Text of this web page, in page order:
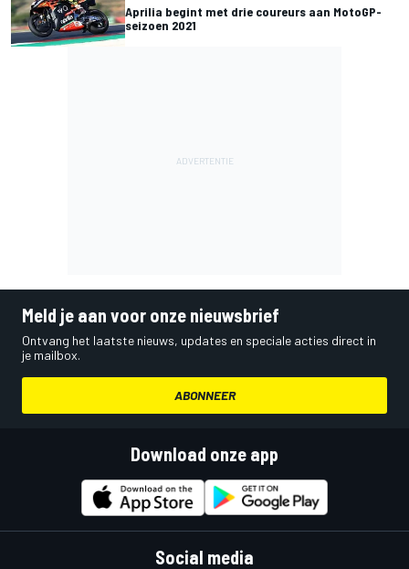
Aprilia begint met drie coureurs aan MotoGP-
seizoen 2021
Meld je aan voor onze nieuwsbrief
Ontvang het laatste nieuws, updates en speciale acties direct in
je mailbox.
ABONNEER
Download onze app
Social media